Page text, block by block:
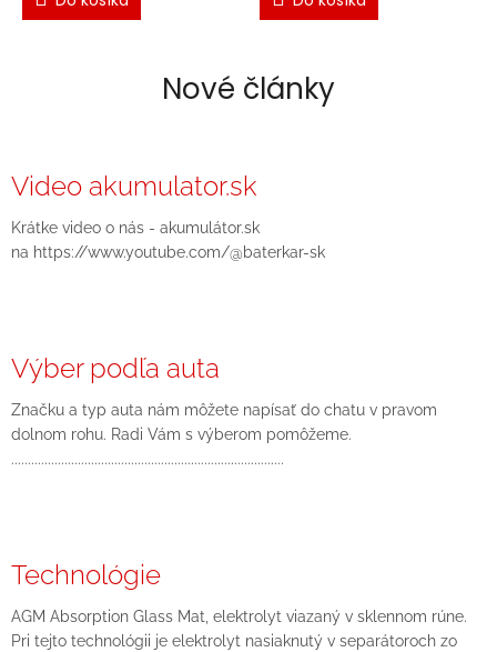
Nové články
Video akumulator.sk
Krátke video o nás - akumulátor.sk
na https://www.youtube.com/@baterkar-sk
Výber podľa auta
Značku a typ auta nám môžete napísať do chatu v pravom
dolnom rohu. Radi Vám s výberom pomôžeme.
..................................................................................
Technológie
AGM Absorption Glass Mat, elektrolyt viazaný v sklennom rúne.
Pri tejto technológii je elektrolyt nasiaknutý v separátoroch zo